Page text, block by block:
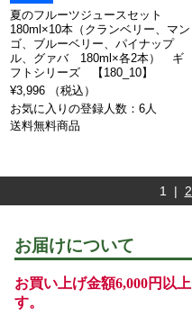
夏のフルーツジュースセット
180ml×10本（クランベリー、マン
ゴ、ブルーベリー、パイナップ
ル、グァバ 180ml×各2本） ギ
フトシリーズ 【180_10】
¥3,996 （税込）
お気に入りの登録人数：6人
送料無料商品
1 | 2